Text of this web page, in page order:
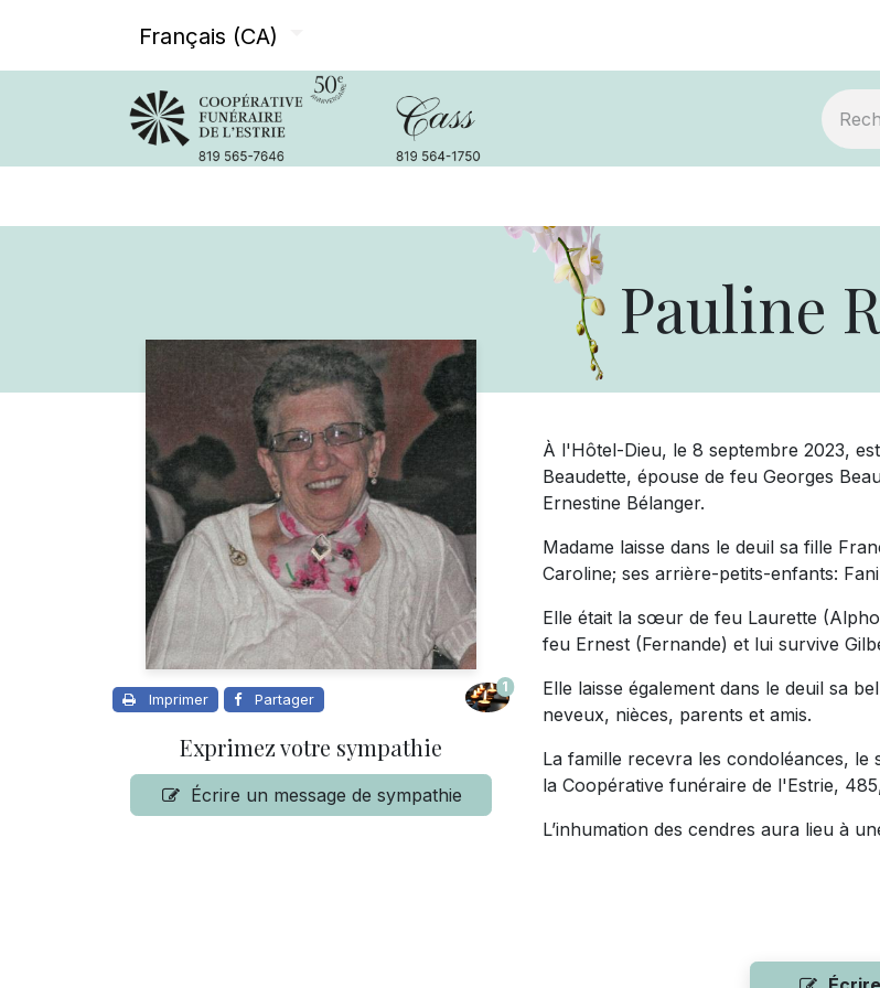
Français (CA)
Pauline
Imprimer Partager
1
Exprimez votre sympathie
Écrire un message de sympathie
À l'Hôtel-Dieu, le 8 septembre 2023,
Beaudette, épouse de feu Georges
Ernestine Bélanger.
Madame laisse dans le deuil sa fille
Caroline; ses arrière-petits-enfants:
Elle était la sœur de feu Laurette
feu Ernest (Fernande) et lui survive
Elle laisse également dans le deuil sa
neveux, nièces, parents et amis.
La famille recevra les condoléances, le
la Coopérative funéraire de l'Estrie,
L’inhumation des cendres aura lieu à